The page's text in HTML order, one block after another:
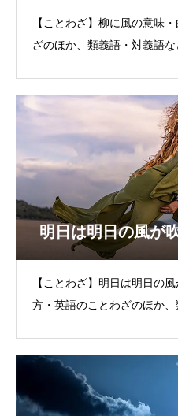
【ことわざ】柳に風の意味
ざのほか、類義語・対義語な
明日は明日の風が
【ことわざ】明日は明日の
方・英語のことわざのほか、